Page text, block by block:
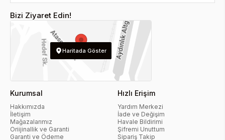
Bizi Ziyaret Edin!
Haritada Göster
Kurumsal
Hakkımızda
İletişim
Mağazalarımız
Oriijinallik ve Garanti
Garanti ve Ödeme
Hızlı Erişim
Yardım Merkezi
İade ve Değişim
Havale Bildirimi
Şifremi Unuttum
Sipariş Takip